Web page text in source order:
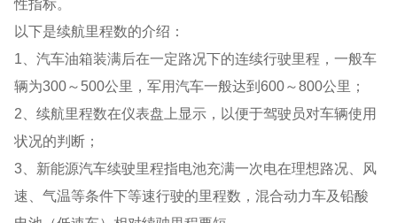
性指标。
以下是续航里程数的介绍：
1、汽车油箱装满后在一定路况下的连续行驶里程，一般车
辆为300～500公里，军用汽车一般达到600～800公里；
2、续航里程数在仪表盘上显示，以便于驾驶员对车辆使用
状况的判断；
3、新能源汽车续驶里程指电池充满一次电在理想路况、风
速、气温等条件下等速行驶的里程数，混合动力车及铅酸